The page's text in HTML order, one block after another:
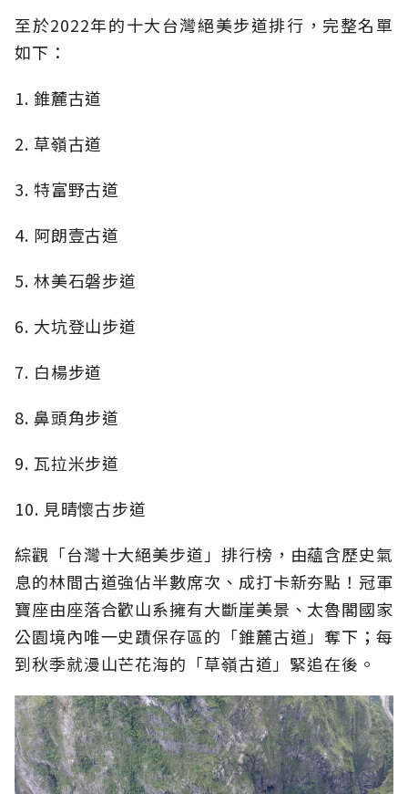
至於2022年的十大台灣絕美步道排行，完整名單
如下：
1. 錐麓古道
2. 草嶺古道
3. 特富野古道
4. 阿朗壹古道
5. 林美石磐步道
6. 大坑登山步道
7. 白楊步道
8. 鼻頭角步道
9. 瓦拉米步道
10. 見晴懷古步道
綜觀「台灣十大絕美步道」排行榜，由蘊含歷史氣
息的林間古道強佔半數席次、成打卡新夯點！冠軍
寶座由座落合歡山系擁有大斷崖美景、太魯閣國家
公園境內唯一史蹟保存區的「錐麓古道」奪下；每
到秋季就漫山芒花海的「草嶺古道」緊追在後。